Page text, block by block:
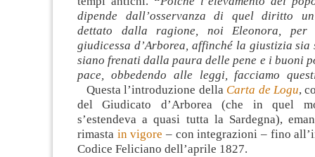
dipende dall’osservanza di quel diritto
dettato dalla ragione, noi Eleonora,
giudicessa d’Arborea, affinché la giustizia
siano frenati dalla paura delle pene e i buoni
pace, obbedendo alle leggi, facciamo
Questa l’introduzione della Carta de Logu,
del Giudicato d’Arborea (che in quel
s’estendeva a quasi tutta la Sardegna),
rimasta in vigore – con integrazioni – fino
Codice Feliciano dell’aprile 1827.